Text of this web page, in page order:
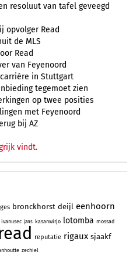
resoluut van tafel geveegd
opvolger Read
de MLS
Read
van Feyenoord
in Stuttgart
tegemoet zien
op twee posities
met Feyenoord
bij AZ
vindt.
bronckhorst deijl eenhoorn
ivanusec jans kasanwirjo lotomba mossad
reputatie rigaux sjaakf
zechiel